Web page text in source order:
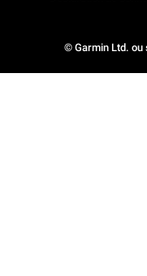
© Garmin Ltd. ou